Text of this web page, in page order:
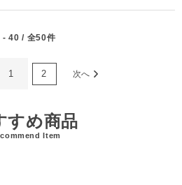
- 40 / 全50件
1 2 次へ
すめ商品
Item